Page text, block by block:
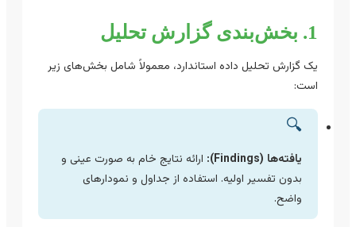
یک گزارش تحلیل داده استاندارد، معمولاً شامل بخش‌های زیر
🔍
یافته‌ها (Findings):
ارائه نتایج خام به صورت عینی و
بدون تفسیر اولیه. استفاده از جداول و نمودارهای
واضح.